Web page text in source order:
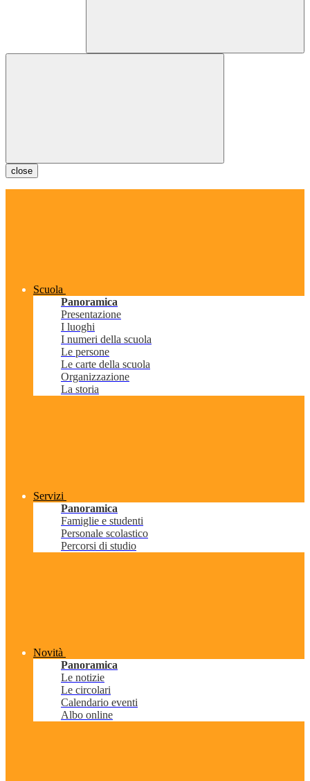
close
Scuola
Panoramica
Presentazione
I luoghi
I numeri della scuola
Le persone
Le carte della scuola
Organizzazione
La storia
Servizi
Panoramica
Famiglie e studenti
Personale scolastico
Percorsi di studio
Novità
Panoramica
Le notizie
Le circolari
Calendario eventi
Albo online